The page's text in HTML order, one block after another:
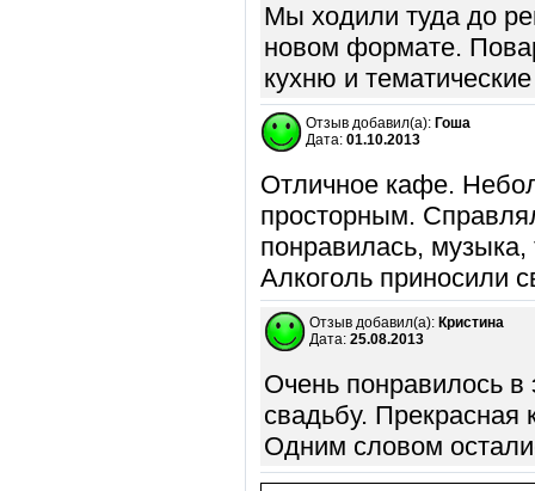
Мы ходили туда до
новом формате.
кухню и
Отзыв добавил(а): Гоша
Дата: 01.10.2013
Отличное кафе.
просторным.
понравилась,
Алкоголь приносили
Отзыв добавил(а): Кристина
Дата: 25.08.2013
Очень понравилось в
свадьбу.
Одним словом